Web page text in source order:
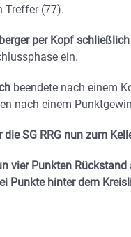
Treffer (77).
per Kopf
ein.
beendete nach einem
nach einem
SG RRG nun zum
vier Punkten
Punkte hinter dem